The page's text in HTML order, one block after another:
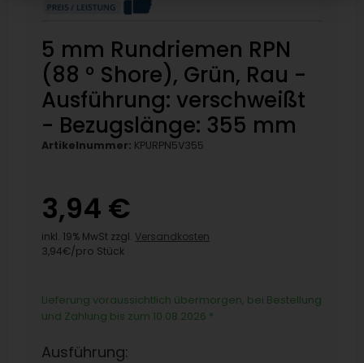
5 mm Rundriemen RPN
(88 ° Shore), Grün, Rau -
Ausführung: verschweißt
- Bezugslänge: 355 mm
Artikelnummer: KPURPN5V355
3,94 €
inkl. 19% MwSt zzgl. Versandkosten
3,94€/pro Stück
Lieferung voraussichtlich übermorgen, bei Bestellung
und Zahlung bis zum 10.08.2026 *
Ausführung: